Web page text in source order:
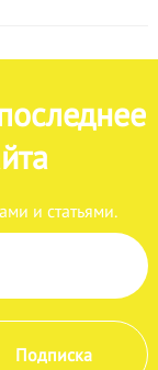
и статьями.
Подписка